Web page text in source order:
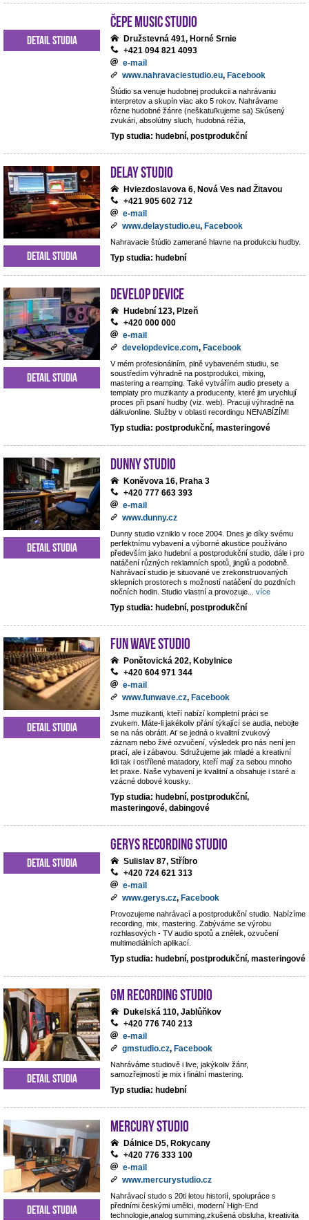
ČePE MUSIC Studio
Družstevná 491, Horné Srnie
+421 094 821 4093
e-mail
www.nahravaciestudio.eu, Facebook
Štúdio sa venuje hudobnej produkcii a nahrávaniu
interpretov a skupín viac ako 5 rokov. Nahrávame
rôzne hudobné žánre (neškatuľkujeme sa) Skúsený
zvukári, absolútny sluch, hudobná réžia,
Typ studia: hudební, postprodukční
Detail studia
DeLay studio
Hviezdoslavova 6, Nová Ves nad Žitavou
+421 905 602 712
e-mail
www.delaystudio.eu, Facebook
Nahravacie štúdio zamerané hlavne na produkciu hudby.
Typ studia: hudební
Detail studia
Develop Device
Hudební 123, Plzeň
+420 000 000
e-mail
developdevice.com, Facebook
V mém profesionálním, plně vybaveném studiu, se
soustředím výhradně na postprodukci, mixing,
mastering a reamping. Také vytvářím audio presety a
templaty pro muzikanty a producenty, které jim urychlují
proces při psaní hudby (viz. web). Pracuji výhradně na
dálku/online. Služby v oblasti recordingu NENABÍZÍM!
Typ studia: postprodukční, masteringové
Detail studia
Dunny studio
Koněvova 16, Praha 3
+420 777 663 393
e-mail
www.dunny.cz
Dunny studio vzniklo v roce 2004. Dnes je díky svému
perfektnímu vybavení a výborné akustice používáno
především jako hudební a postprodukční studio, dále i pro
natáčení různých reklamních spotů, jinglů a podobně.
Nahrávací studio je situované ve zrekonstruovaných
sklepních prostorech s možností natáčení do pozdních
nočních hodin. Studio vlastní a provozuje
více
Typ studia: hudební, postprodukční
Detail studia
Fun Wave Studio
Ponětovická 202, Kobylnice
+420 604 971 344
e-mail
www.funwave.cz, Facebook
Jsme muzikanti, kteří nabízí kompletní práci se
zvukem. Máte-li jakékoliv přání týkající se audia, nebojte
se na nás obrátit. Ať se jedná o kvalitní zvukový
záznam nebo živé ozvučení, výsledek pro nás není jen
prací, ale i zábavou. Sdružujeme jak mladé a kreativní
lidi tak i ostřílené matadory, kteří mají za sebou mnoho
let praxe. Naše vybavení je kvalitní a obsahuje i staré a
vzácné dobové kousky.
Typ studia: hudební, postprodukční,
masteringové, dabingové
Detail studia
Gerys Recording Studio
Sulislav 87, Stříbro
+420 724 621 313
e-mail
www.gerys.cz, Facebook
Provozujeme nahrávací a postprodukční studio. Nabízíme
recording, mix, mastering. Zabýváme se výrobu
rozhlasových - TV audio spotů a znělek, ozvučení
multimediálních aplikací.
Typ studia: hudební, postprodukční, masteringové
Detail studia
GM Recording Studio
Dukelská 110, Jablůňkov
+420 776 740 213
e-mail
gmstudio.cz, Facebook
Nahráváme studiově i live, jakýkoliv žánr,
samozřejmostí je mix i finální mastering.
Typ studia: hudební
Detail studia
Mercury studio
Dálnice D5, Rokycany
+420 776 333 100
e-mail
www.mercurystudio.cz
Nahrávací studo s 20ti letou historií, spolupráce s
předními českými umělci, moderní High-End
technologie,analog summing,zkušená obsluha, kreativita
Detail studia